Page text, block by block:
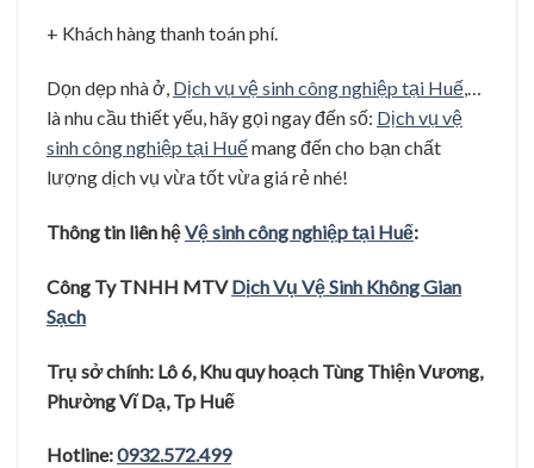
+ Khách hàng thanh toán phí.
Dọn dẹp nhà ở, Dịch vụ vệ sinh công nghiệp tại Huế,…
là nhu cầu thiết yếu, hãy gọi ngay đến số: Dịch vụ vệ
sinh công nghiệp tại Huếmang đến cho bạn chất
lượng dịch vụ vừa tốt vừa giá rẻ nhé!
Thông tin liên hệVệ sinh công nghiệp tại Huế:
Công Ty TNHH MTVDịch Vụ VệSinh Không Gian
Sạch
Trụ sởchính: L ô6, Khu quy hoạch Tùng Thiện Vương,
Phường Vĩ Dạ, Tp Huê
Hotline:0932.572.499